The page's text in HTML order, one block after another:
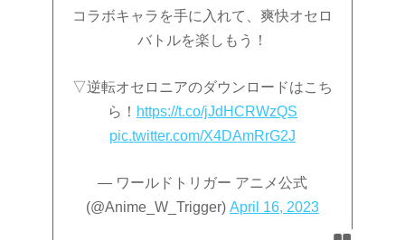
コラボキャラを手に入れて、爽快オセロ
バトルを楽しもう！
▽逆転オセロニアのダウンロードはこち
ら！ https://t.co/jJdHCRWzQS
pic.twitter.com/X4DAmRrG2J
— ワールドトリガー アニメ公式
(@Anime_W_Trigger) April 16, 2023